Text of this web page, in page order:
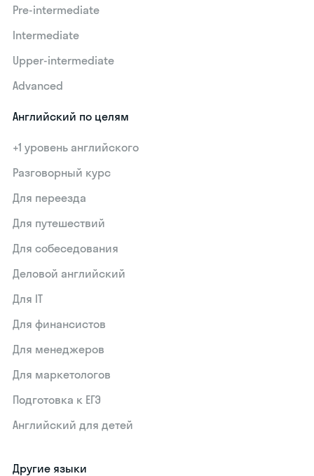
Pre-intermediate
Intermediate
Upper-intermediate
Advanced
Английский по целям
+1 уровень английского
Разговорный курс
Для переезда
Для путешествий
Для собеседования
Деловой английский
Для IT
Для финансистов
Для менеджеров
Для маркетологов
Подготовка к ЕГЭ
Английский для детей
Другие языки